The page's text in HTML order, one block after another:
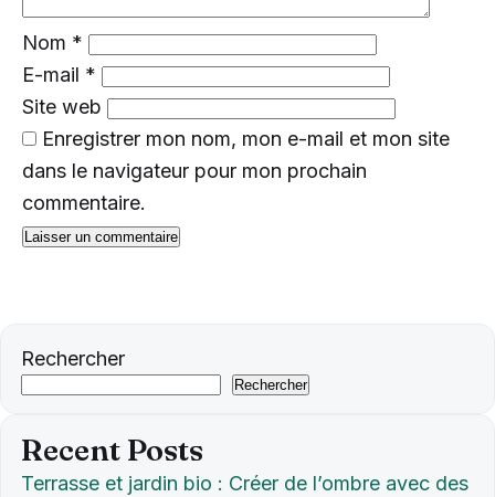
Nom *
E-mail *
Site web
Enregistrer mon nom, mon e-mail et mon site
dans le navigateur pour mon prochain
commentaire.
Rechercher
Rechercher
Recent Posts
Terrasse et jardin bio : Créer de l’ombre avec des